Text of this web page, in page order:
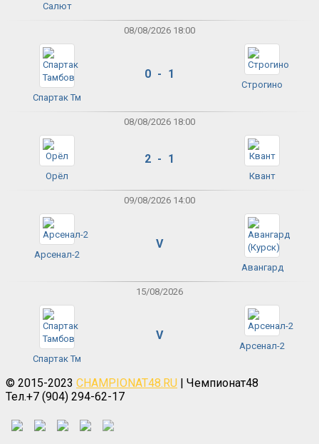
Салют
08/08/2026 18:00
Спартак Тм
0 - 1
Строгино
08/08/2026 18:00
Орёл
2 - 1
Квант
09/08/2026 14:00
Арсенал-2
V
Авангард
15/08/2026
Спартак Тм
V
Арсенал-2
© 2015-2023 CHAMPIONAT48.RU | Чемпионат48
Тел.+7 (904) 294-62-17